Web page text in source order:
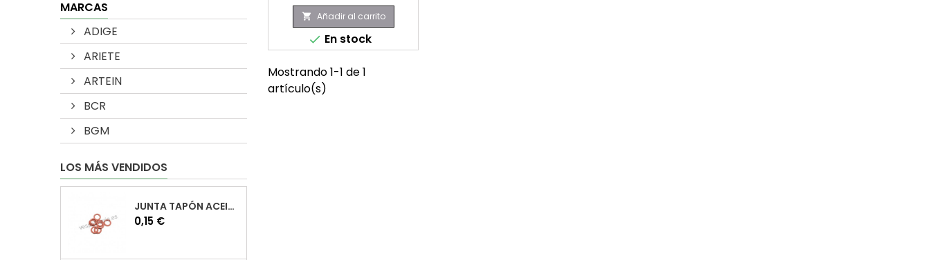
MARCAS
ADIGE
ARIETE
ARTEIN
BCR
BGM
LOS MÁS VENDIDOS
JUNTA TAPÓN ACEITE VESPA
Precio
0,15 €
 Añadir al carrito
 En stock
Mostrando 1-1 de 1
artículo(s)